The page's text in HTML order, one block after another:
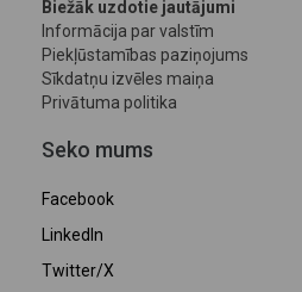
Biežāk uzdotie jautājumi
Informācija par valstīm
Piekļūstamības paziņojums
Sīkdatņu izvēles maiņa
Privātuma politika
Seko mums
Facebook
LinkedIn
Twitter/X